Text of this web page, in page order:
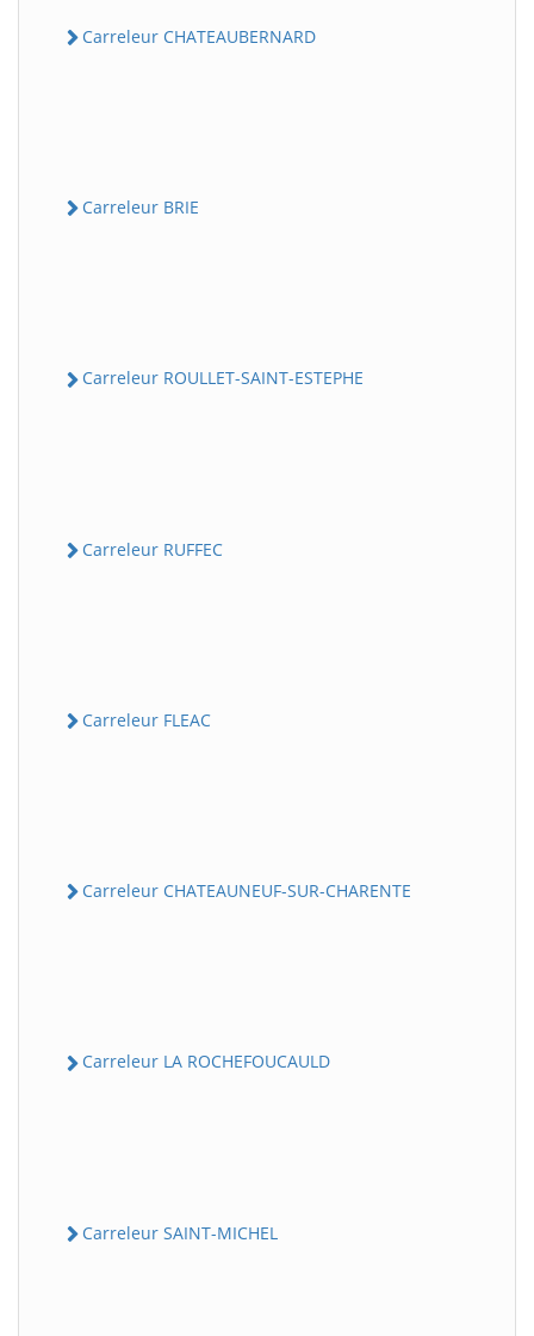
Carreleur CHATEAUBERNARD
Carreleur BRIE
Carreleur ROULLET-SAINT-ESTEPHE
Carreleur RUFFEC
Carreleur FLEAC
Carreleur CHATEAUNEUF-SUR-CHARENTE
Carreleur LA ROCHEFOUCAULD
Carreleur SAINT-MICHEL